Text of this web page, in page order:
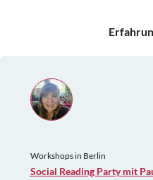
Workshops in Berlin
Social Reading Party mit